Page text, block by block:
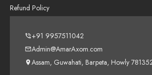
Refund Policy
+91 9957511042
Admin@AmarAxom.com
Assam, Guwahati, Barpeta, Howly